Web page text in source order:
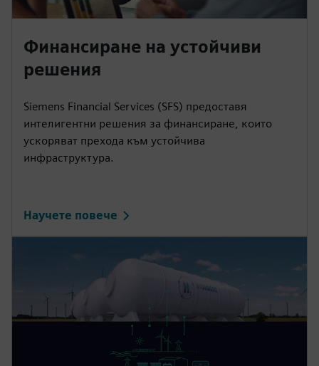
Финансиране на устойчиви
решения
Siemens Financial Services (SFS) предоставя
интелигентни решения за финансиране, които
ускоряват прехода към устойчива
инфраструктура.
Научете повече